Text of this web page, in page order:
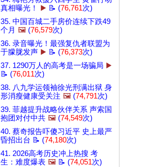
真相曝光！
▶️ 📝 (76,761次)
35. 中国百城二手房价连续下跌49
个月 🖼️ (76,579次)
36. 录音曝光！最强复仇者联盟为
于朦胧发声 ▶️ 📝 (76,373次)
37. 1290万人的高考是一场骗局 ▶️
📝 (76,011次)
38. 八九学运领袖徐光刑满出狱 身
形消瘦健康受关注 🖼️ (74,791次)
39. 菲越提升战略伙伴关系 声索国
抱团对付中共 🖼️ (74,549次)
40. 蔡奇报告吓傻习近平 史上最严
昏招出台 📝 (74,180次)
41. 2026高考历史冲上热搜 考
生：难度爆表 🖼️ 📝 (74,051次)